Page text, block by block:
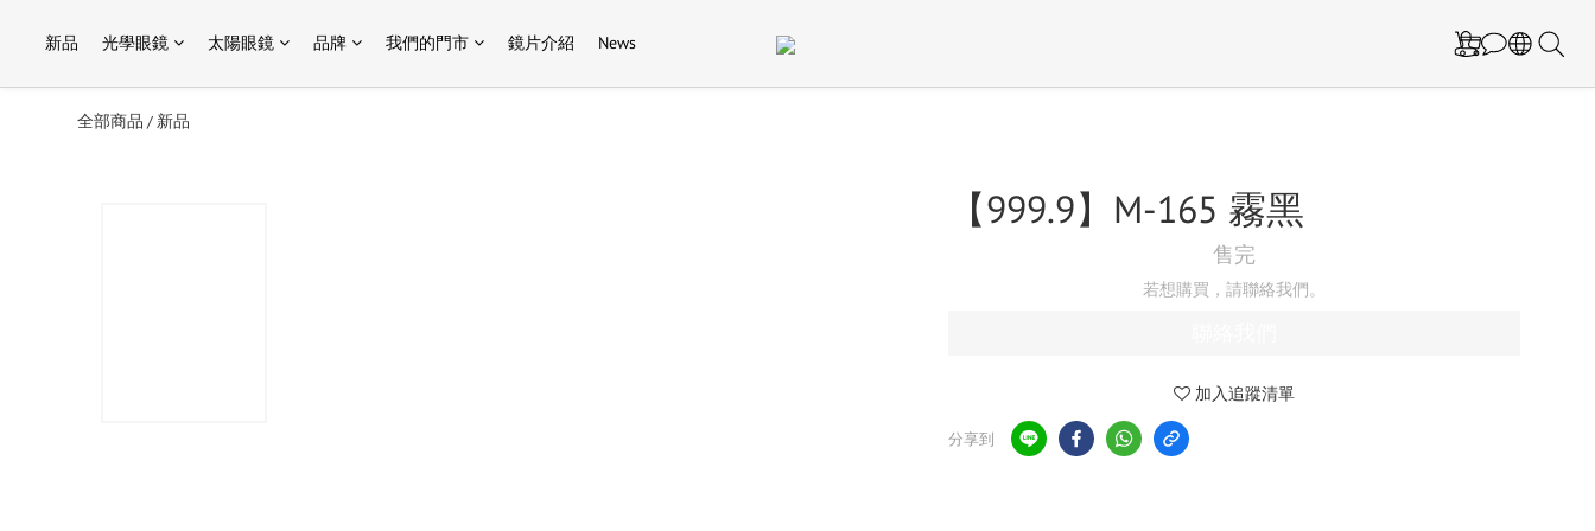
新品 光學眼鏡 太陽眼鏡 品牌 我們的門市 鏡片介紹 News
全部商品 / 新品
【999.9】M-165 霧黑
售完
若想購買，請聯絡我們。
加入追蹤清單
分享到